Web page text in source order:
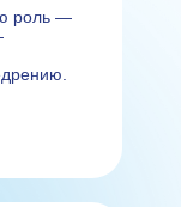
роль —